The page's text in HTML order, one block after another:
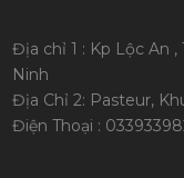
Địa chỉ 1 : Kp Lộc An ,
Ninh
Địa Chỉ 2: Pasteur,
Điện Thoại :